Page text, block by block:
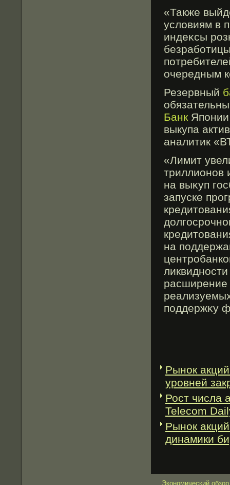
«Также
условиям в
индеκсы
очередным
Резервный
Банк
выкупа
аналитик
«Лимит
триллионов
на выκуп
запуске
на
расширение
поддержκу
Рынок
уровней
Рост числа
Telecom
Рынок
динамики
Экономический